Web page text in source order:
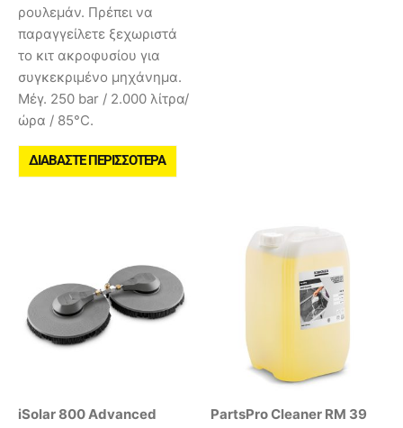
ρουλεμάν. Πρέπει να
παραγγείλετε ξεχωριστά
το κιτ ακροφυσίου για
συγκεκριμένο μηχάνημα.
Μέγ. 250 bar / 2.000 λίτρα/
ώρα / 85°C.
ΔΙΑΒΆΣΤΕ ΠΕΡΙΣΣΌΤΕΡΑ
iSolar 800 Advanced
PartsPro Cleaner RM 39